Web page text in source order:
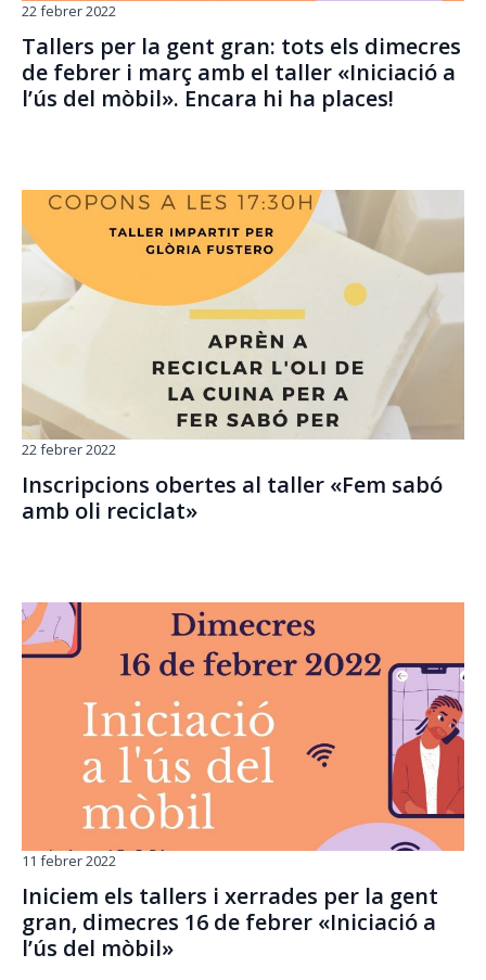
Tallers per la gent gran: tots els dimecres
de febrer i març amb el taller «Iniciació a
l’ús del mòbil». Encara hi ha places!
22 febrer 2022
Inscripcions obertes al taller «Fem sabó
amb oli reciclat»
22 febrer 2022
Iniciem els tallers i xerrades per la gent
gran, dimecres 16 de febrer «Iniciació a
l’ús del mòbil»
11 febrer 2022